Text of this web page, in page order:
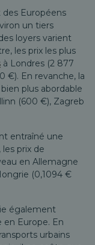
Européens
un tiers
loyers varient
les prix les plus
à Londres (2 877
€). En revanche, la
plus abordable
(600 €), Zagreb
entraîné une
prix de
en Allemagne
(0,1094 €
également
Europe. En
urbains